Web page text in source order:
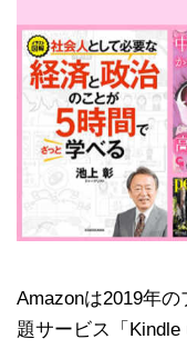
Amazonは2019年
題サービス「